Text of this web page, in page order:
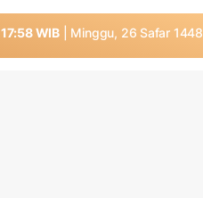
17:58 WIB | Minggu, 26 Safar 1448